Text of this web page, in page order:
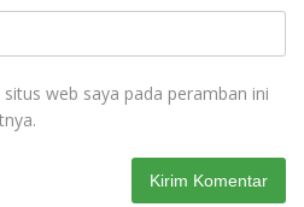
web saya pada peramban ini